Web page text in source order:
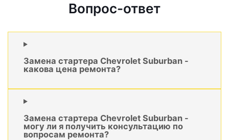
Вопрос-ответ
Замена стартера Chevrolet Suburban -
какова цена ремонта?
Замена стартера Chevrolet Suburban -
могу ли я получить консультацию по
вопросам ремонта?